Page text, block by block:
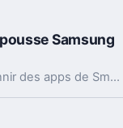
Samsung
Après une alerte sécurité, Samsung va bannir des apps de Smart TV capables de partager votre connexion avec des inconnus, en arrière-plan.